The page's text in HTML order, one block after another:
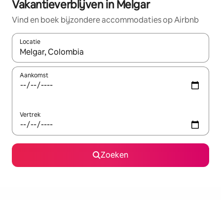
Vakantieverblijven in Melgar
Vind en boek bijzondere accommodaties op Airbnb
Locatie
Wanneer er resultaten beschikbaar zijn, maak je een keuze
Aankomst
Vertrek
Zoeken